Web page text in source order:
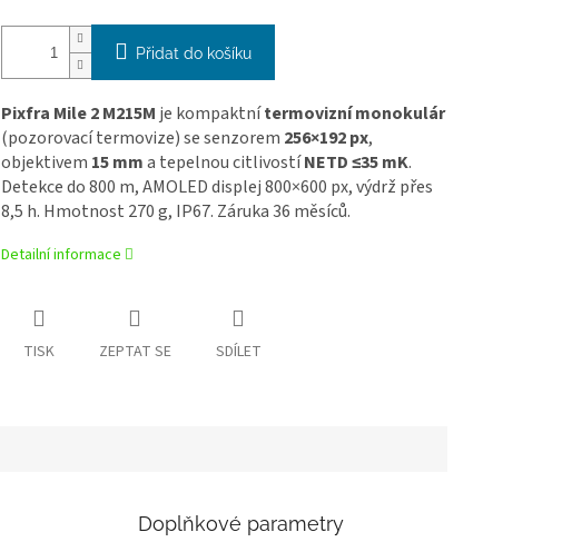
Přidat do košíku
Pixfra Mile 2 M215Mje kompaktnítermovizní monokulár
(pozorovací termovize) se senzorem 256×192 px,
objektivem 15 mma tepelnou citlivostíNETD ≤35 mK.
Detekce do 800 m, AMOLED displej 800×600 px, výdrž přes
8,5 h. Hmotnost 270 g, IP67. Záruka 36 měsíců.
Detailní informace
TISK ZEPTAT SE SDÍLET
Doplňkové parametry